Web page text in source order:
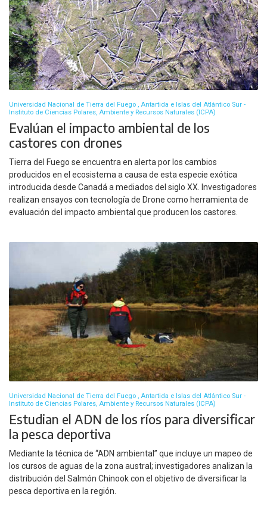
Universidad Nacional de Tierra del Fuego , Antartida e Islas del Atlántico Sur -
Instituto de Ciencias Polares, Ambiente y Recursos Naturales (ICPA)
Evalúan el impacto ambiental de los
castores con drones
Tierra del Fuego se encuentra en alerta por los cambios
producidos en el ecosistema a causa de esta especie exótica
introducida desde Canadá a mediados del siglo XX. Investigadores
realizan ensayos con tecnología de Drone como herramienta de
evaluación del impacto ambiental que producen los castores.
Universidad Nacional de Tierra del Fuego , Antartida e Islas del Atlántico Sur -
Instituto de Ciencias Polares, Ambiente y Recursos Naturales (ICPA)
Estudian el ADN de los ríos para diversificar
la pesca deportiva
Mediante la técnica de “ADN ambiental” que incluye un mapeo de
los cursos de aguas de la zona austral; investigadores analizan la
distribución del Salmón Chinook con el objetivo de diversificar la
pesca deportiva en la región.